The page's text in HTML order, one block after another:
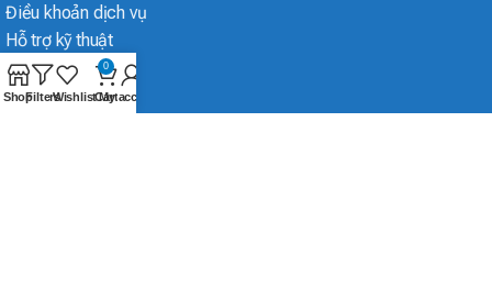
Điều khoản dịch vụ
Hỗ trợ kỹ thuật
ShopFiltersWishlist
0
Cart
My account